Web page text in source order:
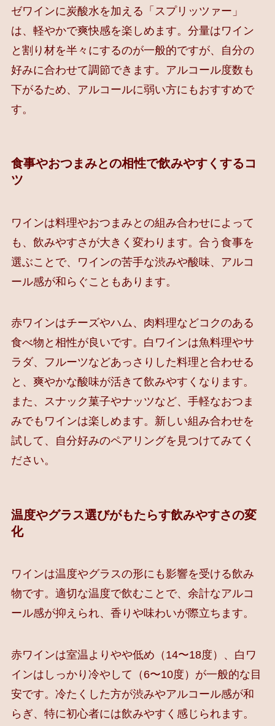
ゼワインに炭酸水を加える「スプリッツァー」
は、軽やかで爽快感を楽しめます。分量はワイン
と割り材を半々にするのが一般的ですが、自分の
好みに合わせて調節できます。アルコール度数も
下がるため、アルコールに弱い方にもおすすめで
す。
食事やおつまみとの相性で飲みやすくするコ
ツ
ワインは料理やおつまみとの組み合わせによって
も、飲みやすさが大きく変わります。合う食事を
選ぶことで、ワインの苦手な渋みや酸味、アルコ
ール感が和らぐこともあります。
赤ワインはチーズやハム、肉料理などコクのある
食べ物と相性が良いです。白ワインは魚料理やサ
ラダ、フルーツなどあっさりした料理と合わせる
と、爽やかな酸味が活きて飲みやすくなります。
また、スナック菓子やナッツなど、手軽なおつま
みでもワインは楽しめます。新しい組み合わせを
試して、自分好みのペアリングを見つけてみてく
ださい。
温度やグラス選びがもたらす飲みやすさの変
化
ワインは温度やグラスの形にも影響を受ける飲み
物です。適切な温度で飲むことで、余計なアルコ
ール感が抑えられ、香りや味わいが際立ちます。
赤ワインは室温よりやや低め（14〜18度）、白ワ
インはしっかり冷やして（6〜10度）が一般的な目
安です。冷たくした方が渋みやアルコール感が和
らぎ、特に初心者には飲みやすく感じられます。